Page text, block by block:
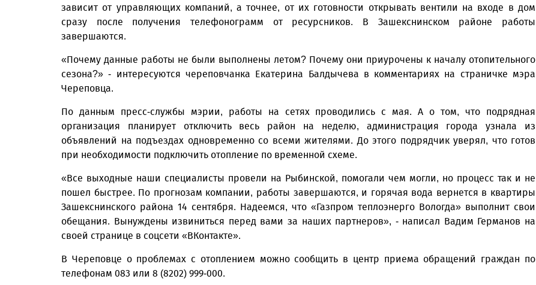
зависит от управляющих компаний, а точнее, от их готовности открывать вентили на входе в дом
сразу после получения телефонограмм от ресурсников. В Зашекснинском районе работы
завершаются.
«Почему данные работы не были выполнены летом? Почему они приурочены к началу отопительного
сезона?» - интересуются череповчанка Екатерина Балдычева в комментариях на страничке мэра
Череповца.
По данным пресс-службы мэрии, работы на сетях проводились с мая. А о том, что подрядная
организация планирует отключить весь район на неделю, администрация города узнала из
объявлений на подъездах одновременно со всеми жителями. До этого подрядчик уверял, что готов
при необходимости подключить отопление по временной схеме.
«Все выходные наши специалисты провели на Рыбинской, помогали чем могли, но процесс так и не
пошел быстрее. По прогнозам компании, работы завершаются, и горячая вода вернется в квартиры
Зашекснинского района 14 сентября. Надеемся, что «Газпром теплоэнерго Вологда» выполнит свои
обещания. Вынуждены извиниться перед вами за наших партнеров», - написал Вадим Германов на
своей странице в соцсети «ВКонтакте».
В Череповце о проблемах с отоплением можно сообщить в центр приема обращений граждан по
телефонам 083 или 8 (8202) 999-000.